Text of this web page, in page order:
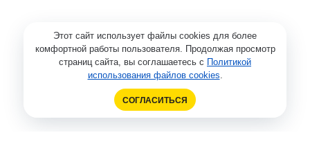
Этот сайт использует файлы cookies для более
комфортной работы пользователя. Продолжая просмотр
страниц сайта, вы соглашаетесь с Политикой
использования файлов cookies.
СОГЛАСИТЬСЯ